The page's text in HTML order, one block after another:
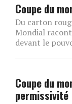
Coupe du
Du carton
Mondial
devant le
Coupe du
permissivité